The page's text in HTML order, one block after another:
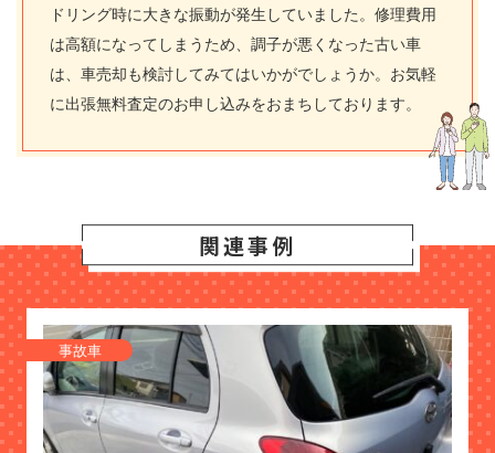
ドリング時に大きな振動が発生していました。修理費用
は高額になってしまうため、調子が悪くなった古い車
は、車売却も検討してみてはいかがでしょうか。お気軽
に出張無料査定のお申し込みをおまちしております。
関連事例
事故車